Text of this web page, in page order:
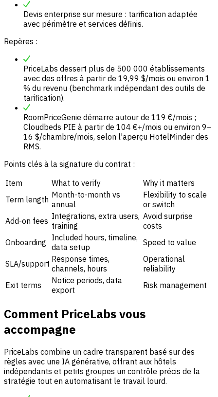
Devis enterprise sur mesure : tarification adaptée
avec périmètre et services définis.
Repères :
PriceLabs dessert plus de 500 000 établissements
avec des offres à partir de 19,99 $/mois ou environ 1
% du revenu (benchmark indépendant des outils de
tarification).
RoomPriceGenie démarre autour de 119 €/mois ;
Cloudbeds PIE à partir de 104 €+/mois ou environ 9–
16 $/chambre/mois, selon l'aperçu HotelMinder des
RMS.
Points clés à la signature du contrat :
Item
What to verify
Why it matters
Term length Month-to-month vs
annual
Flexibility to scale
or switch
Add-on fees Integrations, extra users,
training
Avoid surprise
costs
Onboarding
Included hours, timeline,
data setup
Speed to value
SLA/support Response times,
channels, hours
Operational
reliability
Exit terms
Notice periods, data
export
Risk management
Comment PriceLabs vous
accompagne
PriceLabs combine un cadre transparent basé sur des
règles avec une IA générative, offrant aux hôtels
indépendants et petits groupes un contrôle précis de la
stratégie tout en automatisant le travail lourd.